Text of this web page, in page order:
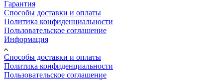
Гарантия
Способы доставки и оплаты
Политика конфиденциальности
Пользовательское соглашение
Информация
Способы доставки и оплаты
Политика конфиденциальности
Пользовательское соглашение